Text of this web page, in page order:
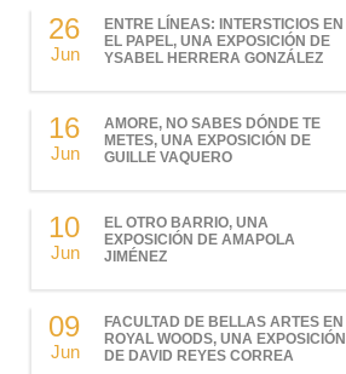
26
Jun
ENTRE LÍNEAS: INTERSTICIOS EN
EL PAPEL, UNA EXPOSICIÓN DE
YSABEL HERRERA GONZÁLEZ
16
Jun
AMORE, NO SABES DÓNDE TE
METES, UNA EXPOSICIÓN DE
GUILLE VAQUERO
10
Jun
EL OTRO BARRIO, UNA
EXPOSICIÓN DE AMAPOLA
JIMÉNEZ
09
Jun
FACULTAD DE BELLAS ARTES EN
ROYAL WOODS, UNA EXPOSICIÓN
DE DAVID REYES CORREA